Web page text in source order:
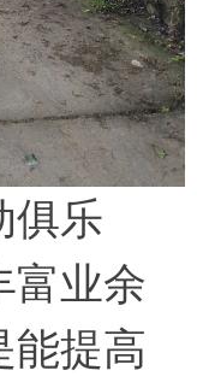
俱乐
富业余
能提高